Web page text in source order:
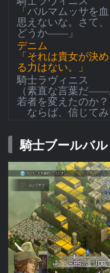
「バルマムッサを
思えないな。さて
どうか――」
デニム
「それは貴女が決
る力はない。」
騎士ラヴィニス
（素直な言葉だ
若者を変えたのか？
ならば、信じて
騎士ブールバ